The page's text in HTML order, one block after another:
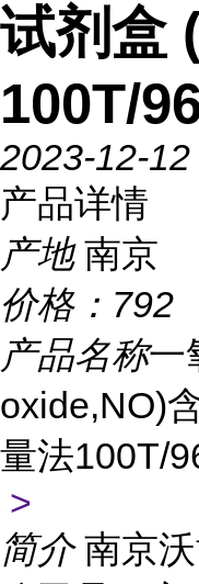
试剂盒
100T/
2023-12-12
产品详情
产地 南京
价格： 792
产品名称一
oxide,NO)
量法100T/
>
简介 南京